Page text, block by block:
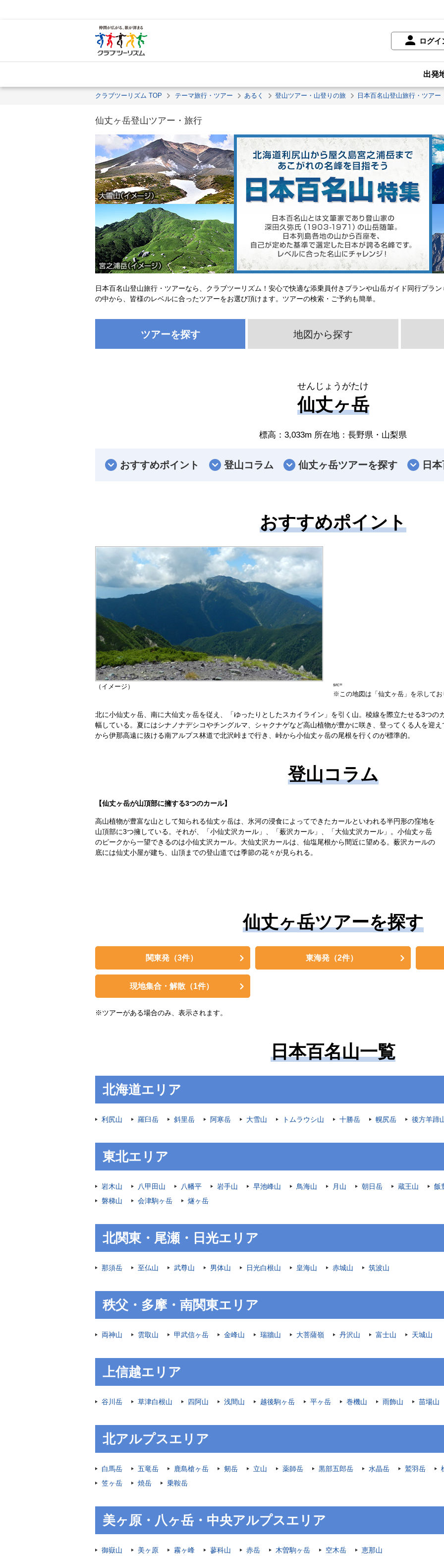
ログイ
出発
クラブツーリズム TOP テーマ旅行・ツアー あるく 登山ツアー・山登りの旅 日本百名山登山旅行・ツアー
仙丈ヶ岳登山ツアー・旅行
日本百名山登山旅行・ツアーなら、クラブツーリズム！安心で快適な添乗員付きプランや山岳ガイド同行プラ
の中から、皆様のレベルに合ったツアーをお選び頂けます。ツアーの検索・ご予約も簡単。
ツアーを探す 地図から探す
せんじょうがたけ
仙丈ヶ岳
標高：3,033m 所在地：長野県・山梨県
おすすめポイント 登山コラム 仙丈ヶ岳ツアーを探す 日
おすすめポイント
src=
※この地図は「仙丈ヶ岳」を示してお
（イメージ）
北に小仙丈ヶ岳、南に大仙丈ヶ岳を従え、「ゆったりとしたスカイライン」を引く山。稜線を際立たせる3つの
幅している。夏にはシナノナデシコやチングルマ、シャクナゲなど高山植物が豊かに咲き、登ってくる人を迎
から伊那高遠に抜ける南アルプス林道で北沢峠まで行き、峠から小仙丈ヶ岳の尾根を行くのが標準的。
登山コラム
【仙丈ヶ岳が山頂部に擁する3つのカール】
高山植物が豊富な山として知られる仙丈ヶ岳は、氷河の浸食によってできたカールといわれる半円形の窪地を
山頂部に3つ擁している。それが、「小仙丈沢カール」、「薮沢カール」、「大仙丈沢カール」。小仙丈ヶ岳
のピークから一望できるのは小仙丈沢カール。大仙丈沢カールは、仙塩尾根から間近に望める。薮沢カールの
底には仙丈小屋が建ち、山頂までの登山道では季節の花々が見られる。
仙丈ヶ岳ツアーを探す
関東発（3件） 東海発（2件）
現地集合・解散（1件）
※ツアーがある場合のみ、表示されます。
日本百名山一覧
北海道エリア
利尻山 羅臼岳 斜里岳 阿寒岳 大雪山 トムラウシ山 十勝岳 幌尻岳 後方羊蹄
東北エリア
岩木山 八甲田山 八幡平 岩手山 早池峰山 鳥海山 月山 朝日岳 蔵王山 飯
磐梯山
会津駒ヶ岳 燧ヶ岳
北関東・尾瀬・日光エリア
那須岳 至仏山 武尊山 男体山 日光白根山 皇海山 赤城山 筑波山
秩父・多摩・南関東エリア
両神山 雲取山 甲武信ヶ岳 金峰山 瑞牆山 大菩薩嶺 丹沢山 富士山 天城山
上信越エリア
谷川岳 草津白根山 四阿山 浅間山 越後駒ヶ岳 平ヶ岳 巻機山 雨飾山 苗場山
北アルプスエリア
白馬岳 五竜岳 鹿島槍ヶ岳 剱岳 立山 薬師岳 黒部五郎岳 水晶岳 鷲羽岳
笠ヶ岳
焼岳 乗鞍岳
美ヶ原・八ヶ岳・中央アルプスエリア
御嶽山 美ヶ原 霧ヶ峰 蓼科山 赤岳 木曽駒ヶ岳 空木岳 恵那山